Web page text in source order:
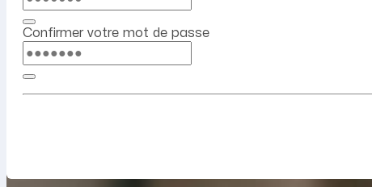
Confirmer votre mot de passe